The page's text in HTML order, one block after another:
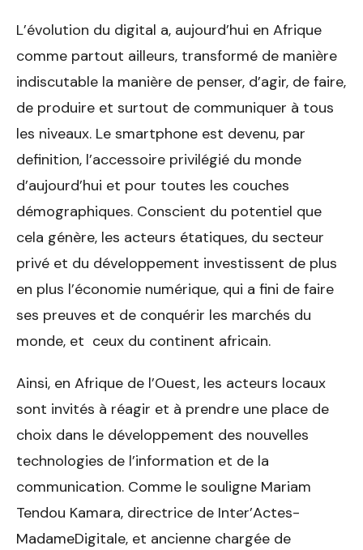
L’évolution du digital a, aujourd’hui en Afrique
comme partout ailleurs, transformé de manière
indiscutable la manière de penser, d’agir, de faire,
de produire et surtout de communiquer à tous
les niveaux. Le smartphone est devenu, par
definition, l’accessoire privilégié du monde
d’aujourd’hui et pour toutes les couches
démographiques. Conscient du potentiel que
cela génère, les acteurs étatiques, du secteur
privé et du développement investissent de plus
en plus l’économie numérique, qui a fini de faire
ses preuves et de conquérir les marchés du
monde, et ceux du continent africain.
Ainsi, en Afrique de l’Ouest, les acteurs locaux
sont invités à réagir et à prendre une place de
choix dans le développement des nouvelles
technologies de l’information et de la
communication. Comme le souligne Mariam
Tendou Kamara, directrice de Inter’Actes-
MadameDigitale, et ancienne chargée de